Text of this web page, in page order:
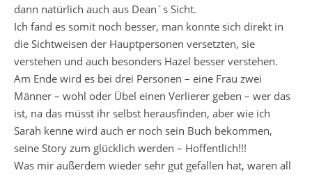
dann natürlich auch aus Dean´s Sicht.
Ich fand es somit noch besser, man konnte sich direkt in
die Sichtweisen der Hauptpersonen versetzten, sie
verstehen und auch besonders Hazel besser verstehen.
Am Ende wird es bei drei Personen – eine Frau zwei
Männer – wohl oder Übel einen Verlierer geben – wer das
ist, na das müsst ihr selbst herausfinden, aber wie ich
Sarah kenne wird auch er noch sein Buch bekommen,
seine Story zum glücklich werden – Hoffentlich!!!
Was mir außerdem wieder sehr gut gefallen hat, waren all